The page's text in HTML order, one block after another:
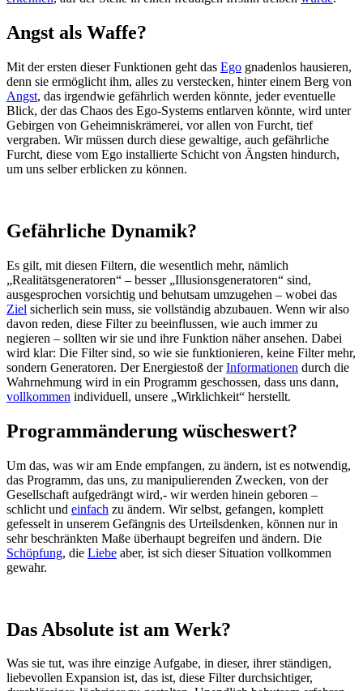
Angst als Waffe?
Mit der ersten dieser Funktionen geht das Ego gnadenlos hausieren,
denn sie ermöglicht ihm, alles zu verstecken, hinter einem Berg von
Angst, das irgendwie gefährlich werden könnte, jeder eventuelle
Blick, der das Chaos des Ego-Systems entlarven könnte, wird unter
Gebirgen von Geheimniskrämerei, vor allen von Furcht, tief
vergraben. Wir müssen durch diese gewaltige, auch gefährliche
Furcht, diese vom Ego installierte Schicht von Ängsten hindurch,
um uns selber erblicken zu können.
Gefährliche Dynamik?
Es gilt, mit diesen Filtern, die wesentlich mehr, nämlich
„Realitätsgeneratoren“ – besser „Illusionsgeneratoren“ sind,
ausgesprochen vorsichtig und behutsam umzugehen – wobei das
Ziel sicherlich sein muss, sie vollständig abzubauen. Wenn wir also
davon reden, diese Filter zu beeinflussen, wie auch immer zu
negieren – sollten wir sie und ihre Funktion näher ansehen. Dabei
wird klar: Die Filter sind, so wie sie funktionieren, keine Filter mehr,
sondern Generatoren. Der Energiestoß derInformationen durch die
Wahrnehmung wird in ein Programm geschossen, dass uns dann,
vollkommen individuell, unsere „Wirklichkeit“ herstellt.
Programmänderung wüscheswert?
Um das, was wir am Ende empfangen, zu ändern, ist es notwendig,
das Programm, das uns, zu manipulierenden Zwecken, von der
Gesellschaft aufgedrängt wird,- wir werden hinein geboren –
schlicht und einfach zu ändern. Wir selbst, gefangen, komplett
gefesselt in unserem Gefängnis des Urteilsdenken, können nur in
sehr beschränkten Maße überhaupt begreifen und ändern. Die
Schöpfung, die Liebe aber, ist sich dieser Situation vollkommen
gewahr.
Das Absolute ist am Werk?
Was sie tut, was ihre einzige Aufgabe, in dieser, ihrer ständigen,
liebevollen Expansion ist, das ist, diese Filter durchsichtiger,